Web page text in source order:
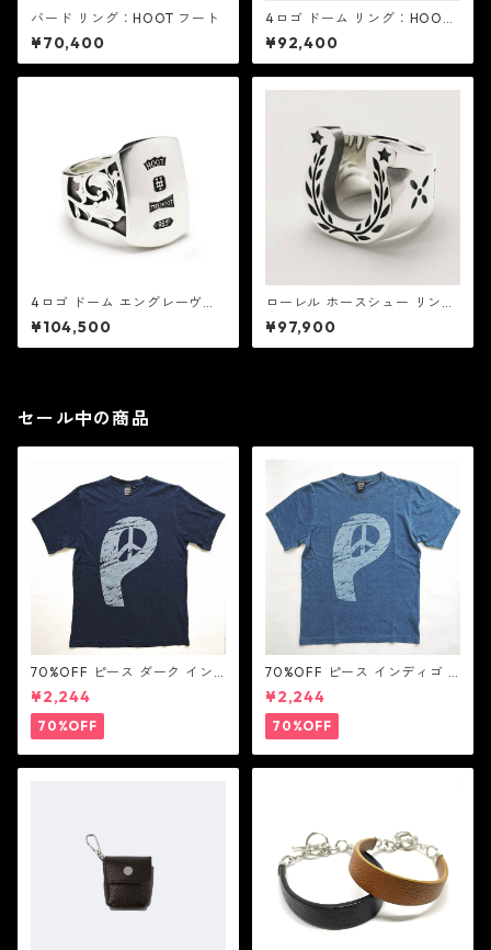
バード リング：HOOT フート
¥70,400
4ロゴ ドーム リング：HOOT
フート
¥92,400
4ロゴ ドーム エングレーヴド
リング：HOOT フート
¥104,500
ローレル ホースシュー リン
グ：HOOT フート
¥97,900
セール中の商品
70%OFF ピース ダーク イン
ディゴ Tシャツ：LOVE N' PEA
CE N' ROCK ' ROLL ラブ ン
ピース ン ロック ン ロール
¥2,244
70%OFF
70%OFF ピース インディゴ T
シャツ：LOVE N' PEACE N' R
OCK ' ROLL ラブ ン ピース ン
ロック ン ロール
¥2,244
70%OFF